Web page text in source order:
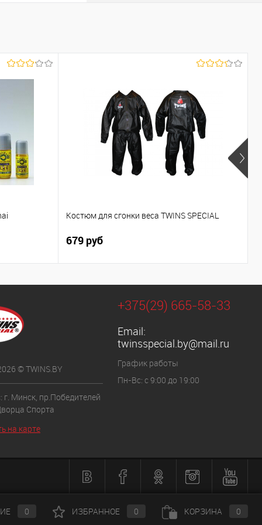
Костюм для сгонки веса TWINS SPECIAL
679 руб
© TWINS.BY
г. Минск, пр.Победителей
Спорта
на карте
+375(29) 665-58-33
Email:
twinsspecial.by@mail.ru
График работы
Пн-Вс: с 9:00 до 19:00
0 ИЗБРАННОЕ 0 КОРЗИНА 0